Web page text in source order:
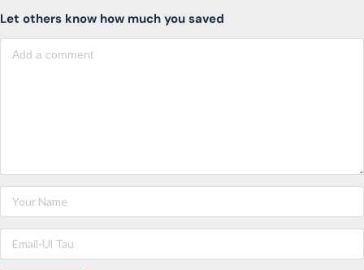
Let others know how much you saved